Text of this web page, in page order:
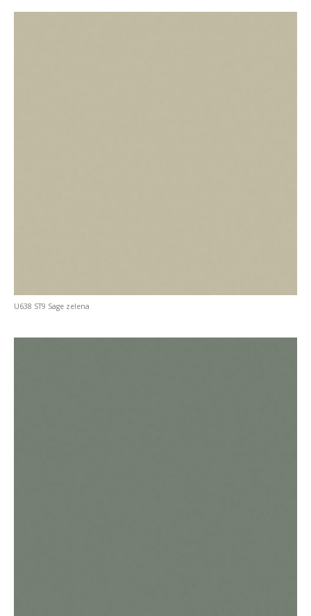
U638 ST9 Sage zelena